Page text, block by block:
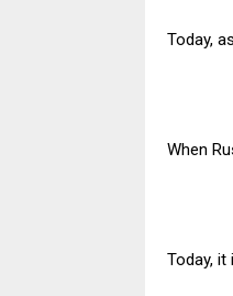
Today,
When
Today, it